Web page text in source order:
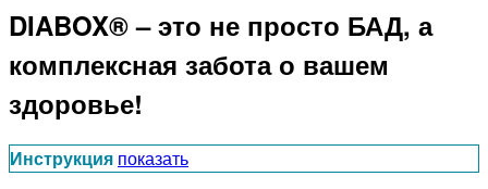
DIABOX® – это не просто БАД, а
комплексная забота о вашем
здоровье!
Инструкция показать